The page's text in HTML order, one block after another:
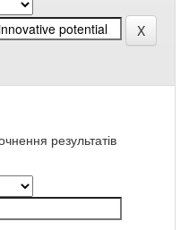
результатів